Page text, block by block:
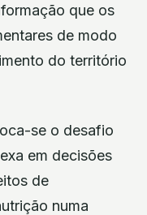
que os
de modo
do território
se o desafio
em decisões
de
numa